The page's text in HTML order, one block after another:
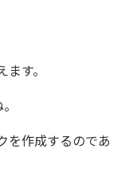
す。
を作成するのであ